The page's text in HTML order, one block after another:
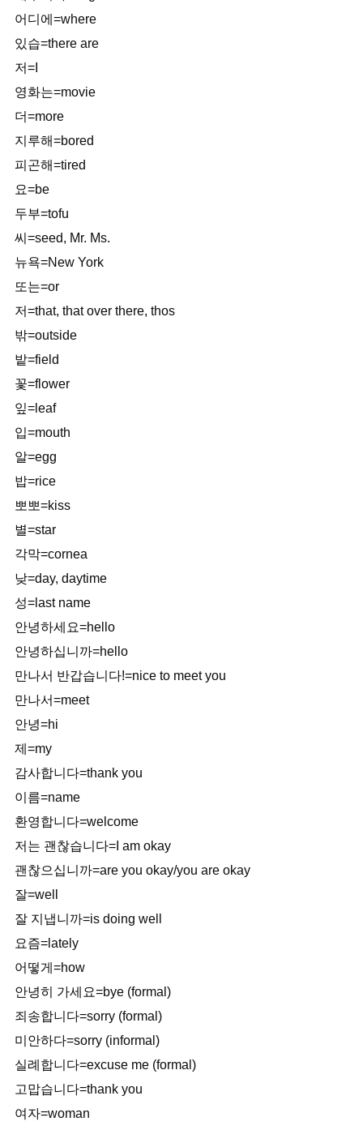
어디에=where
있습=there are
저=I
영화는=movie
더=more
지루해=bored
피곤해=tired
요=be
두부=tofu
씨=seed, Mr. Ms.
뉴욕=New York
또는=or
저=that, that over there, thos
밖=outside
밭=field
꽃=flower
잎=leaf
입=mouth
알=egg
밥=rice
뽀뽀=kiss
별=star
각막=cornea
낮=day, daytime
성=last name
안녕하세요=hello
안녕하십니까=hello
만나서 반갑습니다!=nice to meet you
만나서=meet
안녕=hi
제=my
감사합니다=thank you
이름=name
환영합니다=welcome
저는 괜찮습니다=I am okay
괜찮으십니까=are you okay/you are okay
잘=well
잘 지냅니까=is doing well
요즘=lately
어떻게=how
안녕히 가세요=bye (formal)
죄송합니다=sorry (formal)
미안하다=sorry (informal)
실례합니다=excuse me (formal)
고맙습니다=thank you
여자=woman